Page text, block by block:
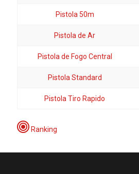
Pistola 50m
Pistola de Ar
Pistola de Fogo Central
Pistola Standard
Pistola Tiro Rapido
Ranking